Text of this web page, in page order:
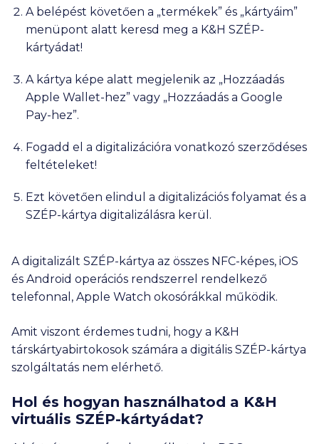
A belépést követően a „termékek” és „kártyáim”
menüpont alatt keresd meg a K&H SZÉP-
kártyádat!
A kártya képe alatt megjelenik az „Hozzáadás
Apple Wallet-hez” vagy „Hozzáadás a Google
Pay-hez”.
Fogadd el a digitalizációra vonatkozó szerződéses
feltételeket!
Ezt követően elindul a digitalizációs folyamat és a
SZÉP-kártya digitalizálásra kerül.
A digitalizált SZÉP-kártya az összes NFC-képes, iOS
és Android operációs rendszerrel rendelkező
telefonnal, Apple Watch okosórákkal működik.
Amit viszont érdemes tudni, hogy a K&H
társkártyabirtokosok számára a digitális SZÉP-kártya
szolgáltatás nem elérhető.
Hol és hogyan használhatod a K&H
virtuális SZÉP-kártyádat?